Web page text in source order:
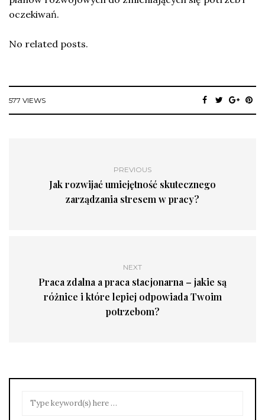
oczekiwań.
No related posts.
577 VIEWS
PREVIOUS
Jak rozwijać umiejętność skutecznego
zarządzania stresem w pracy?
NEXT
Praca zdalna a praca stacjonarna – jakie są
różnice i które lepiej odpowiada Twoim
potrzebom?